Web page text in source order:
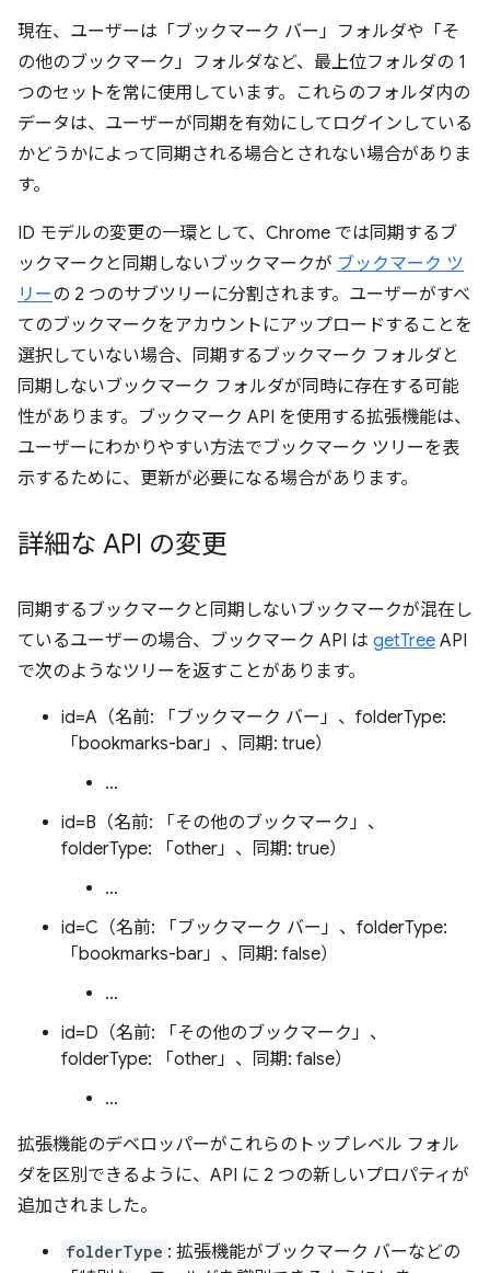
現在、ユーザーは「ブックマーク バー」フォルダや「そ
の他のブックマーク」フォルダなど、最上位フォルダの 1
つのセットを常に使用しています。これらのフォルダ内の
データは、ユーザーが同期を有効にしてログインしている
かどうかによって同期される場合とされない場合がありま
す。
ID モデルの変更の一環として、Chrome では同期するブ
ックマークと同期しないブックマークが ブックマーク ツ
リーの 2 つのサブツリーに分割されます。ユーザーがすべ
てのブックマークをアカウントにアップロードすることを
選択していない場合、同期するブックマーク フォルダと
同期しないブックマーク フォルダが同時に存在する可能
性があります。ブックマーク API を使用する拡張機能は、
ユーザーにわかりやすい方法でブックマーク ツリーを表
示するために、更新が必要になる場合があります。
詳細な API の変更
同期するブックマークと同期しないブックマークが混在し
ているユーザーの場合、ブックマーク API は getTree API
で次のようなツリーを返すことがあります。
id=A（名前: 「ブックマーク バー」、folderType:
「bookmarks-bar」、同期: true）
…
id=B（名前: 「その他のブックマーク」、
folderType: 「other」、同期: true）
…
id=C（名前: 「ブックマーク バー」、folderType:
「bookmarks-bar」、同期: false）
…
id=D（名前: 「その他のブックマーク」、
folderType: 「other」、同期: false）
…
拡張機能のデベロッパーがこれらのトップレベル フォル
ダを区別できるように、API に 2 つの新しいプロパティが
追加されました。
folderType : 拡張機能がブックマーク バーなどの